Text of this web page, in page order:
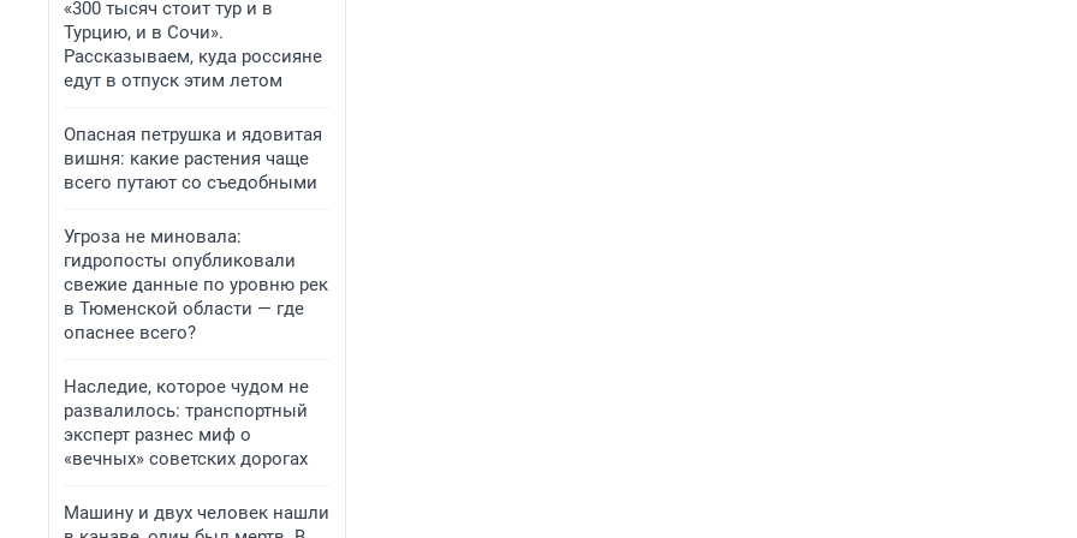
«300 тысяч стоит тур и в
Турцию, и в Сочи».
Рассказываем, куда россияне
едут в отпуск этим летом
Опасная петрушка и ядовитая
вишня: какие растения чаще
всего путают со съедобными
Угроза не миновала:
гидропосты опубликовали
свежие данные по уровню рек
в Тюменской области — где
опаснее всего?
Наследие, которое чудом не
развалилось: транспортный
эксперт разнес миф о
«вечных» советских дорогах
Машину и двух человек нашли